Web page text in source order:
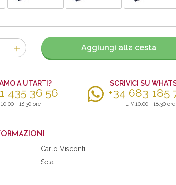
Aggiungi alla cesta
AIUTARTI?
435 36 56
10:00 - 18:30 ore
SCRIVICI SU
+34 683 185
L-V 10:00 - 18:30 ore
Carlo Visconti
Seta